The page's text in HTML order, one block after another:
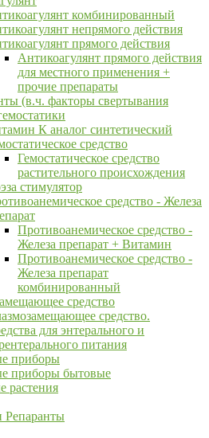
комбинированный
непрямого действия
прямого действия
Антикоагулянт прямого действия
для местного применения +
прочие препараты
(в.ч. факторы свертывания
К аналог синтетический
средство
Гемостатическое средство
растительного происхождения
стимулятор
средство - Железа
Противоанемическое средство -
Железа препарат + Витамин
Противоанемическое средство -
Железа препарат
комбинированный
средство
средство.
для энтерального и
питания
приборы
приборы бытовые
растения
Репаранты